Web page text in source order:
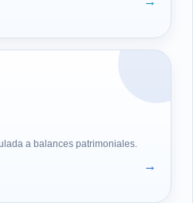
a balances patrimoniales.